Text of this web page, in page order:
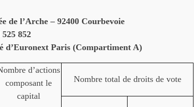
de l’Arche – 92400 Courbevoie
852
d’Euronext Paris (Compartiment A)
d’actions
composant le
capital
Nombre total de droits de vote